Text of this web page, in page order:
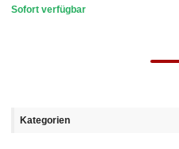
Sofort verfügbar
Kategorien